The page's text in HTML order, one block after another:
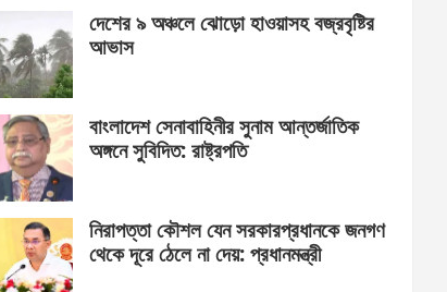
দেশের ৯ অঞ্চলে ঝোড়ো হাওয়াসহ বজ্রবৃষ্টির
আভাস
বাংলাদেশ সেনাবাহিনীর সুনাম আন্তর্জাতিক
অঙ্গনে সুবিদিত: রাষ্ট্রপতি
নিরাপত্তা কৌশল যেন সরকারপ্রধানকে জনগণ
থেকে দূরে ঠেলে না দেয়: প্রধানমন্ত্রী